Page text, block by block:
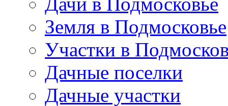
Земля в Подмосковье
Участки в
Дачные поселки
Дачные участки